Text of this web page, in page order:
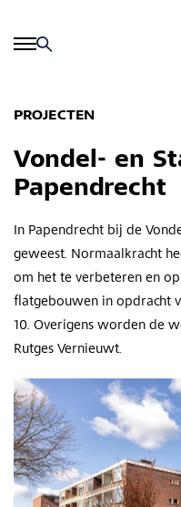
PROJECTEN
Vondel- en
Papendrecht
In Papendrecht bij de
geweest. Normaalkracht
om het te verbeteren en
flatgebouwen in opdracht
10. Overigens worden de
Rutges Vernieuwt.